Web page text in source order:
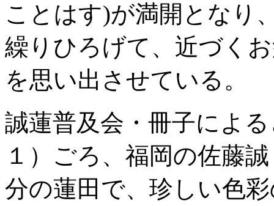
ことはす)が満開となり
繰りひろげて、近づく
を思い出させている。
誠蓮普及会・冊子によ
１）ごろ、福岡の佐藤
分の蓮田で、珍しい色